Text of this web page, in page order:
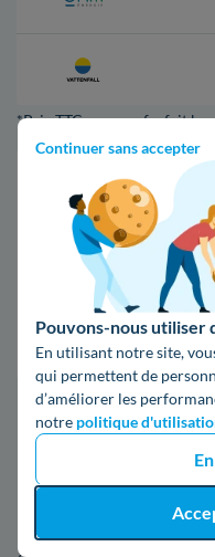
Continuer sans accepter
Pouvons-nous utiliser
En utilisant notre site,
qui permettent de
d’améliorer les
notre politique
*Prix TTC pour un forfait
5. Les
Envie de plus de